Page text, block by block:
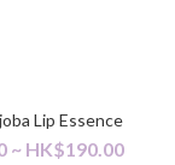
Lip Essence
~ HK$190.00